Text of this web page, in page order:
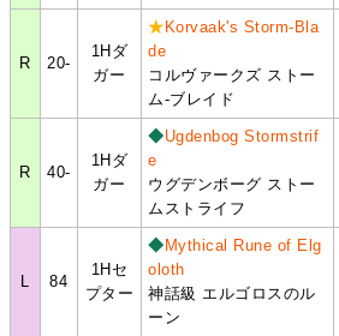
R 20-
1Hダ
ガー
★ Korvaak's Storm-Bla
de
コルヴァークズ ストー
ム-ブレイド
R 40-
1Hダ
ガー
◆Ugdenbog Stormstrif
e
ウグデンボーグ ストー
ムストライフ
84
1Hセ
プター
◆ Mythical Rune of Elg
oloth
神話級 エルゴロスのル
ーン